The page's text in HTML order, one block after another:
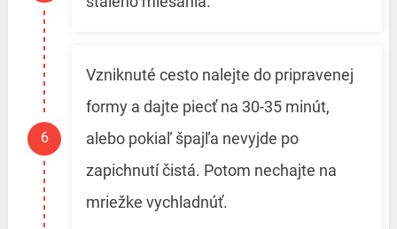
Vzniknuté cesto nalejte do pripravenej
formy a dajte piecť na 30-35 minút,
alebo pokiaľ špajľa nevyjde po
zapichnutí čistá. Potom nechajte na
mriežke vychladnúť.